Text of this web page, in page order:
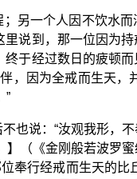
另一个人因不饮水
说到，那一位因为
于经过数日的疲顿
，因为全戒而生天，
”
也说：“汝观我形，
（《金刚般若波罗
奉行经戒而生天的比